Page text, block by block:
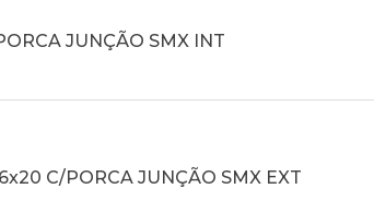
JUNÇÃO SMX INT
C/PORCA JUNÇÃO SMX EXT